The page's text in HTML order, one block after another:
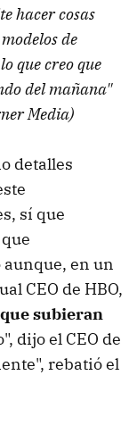
hacer cosas
de
que creo que
del mañana"
Media)
detalles
sí que
en un
CEO de HBO,
subieran
dijo el CEO de
rebatió el